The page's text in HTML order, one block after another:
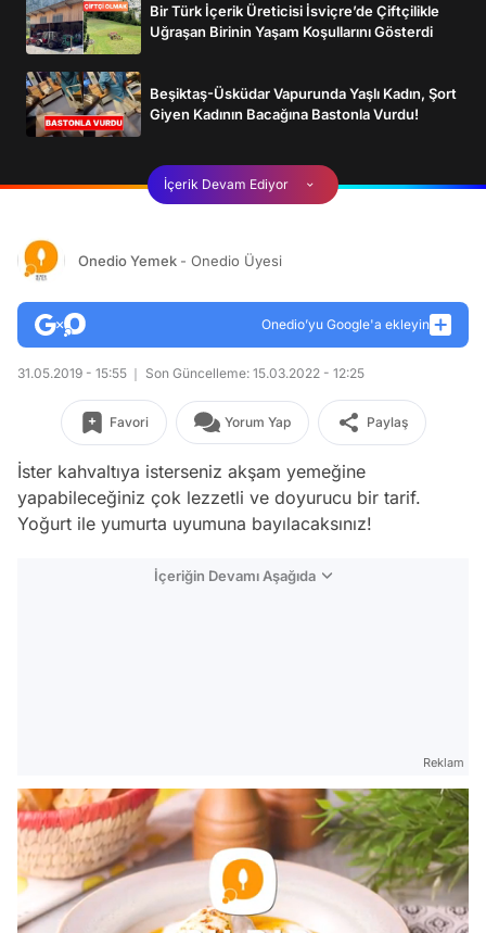
Bir Türk İçerik Üreticisi İsviçre’de Çiftçilikle
Uğraşan Birinin Yaşam Koşullarını Gösterdi
Beşiktaş-Üsküdar Vapurunda Yaşlı Kadın, Şort
Giyen Kadının Bacağına Bastonla Vurdu!
İçerik Devam Ediyor
Onedio Yemek - Onedio Üyesi
Onedio’yu Google'a ekleyin
31.05.2019 - 15:55 Son Güncelleme: 15.03.2022 - 12:25
Favori Yorum Yap Paylaş
İster kahvaltıya isterseniz akşam yemeğine
yapabileceğiniz çok lezzetli ve doyurucu bir tarif.
Yoğurt ile yumurta uyumuna bayılacaksınız!
İçeriğin Devamı Aşağıda
Reklam